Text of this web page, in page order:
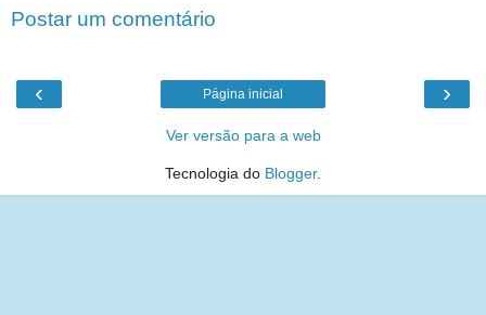
Postar um comentário
‹ ›
Página inicial
Ver versão para a web
Tecnologia do Blogger.